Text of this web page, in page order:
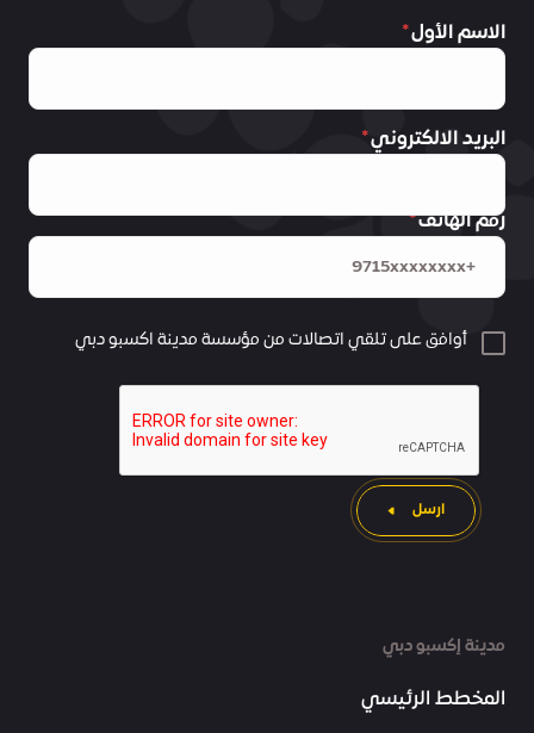
مدينة إكسبو دبي
المخطط الرئيسي
الاسم الأول
البريد الالكتروني
رقم الهاتف
أوافق على تلقي اتصالات من مؤسسة مدينة اكسبو دبي
ارسل